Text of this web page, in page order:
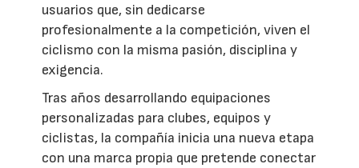
usuarios que, sin dedicarse
profesionalmente a la competición, viven el
ciclismo con la misma pasión, disciplina y
exigencia.
Tras años desarrollando equipaciones
personalizadas para clubes, equipos y
ciclistas, la compañía inicia una nueva etapa
con una marca propia que pretende conectar